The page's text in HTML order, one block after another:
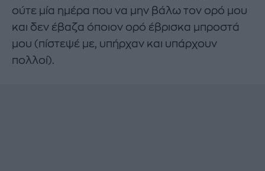
ούτε μία ημέρα που να μην βάλω τον ορό μου
και δεν έβαζα όποιον ορό έβρισκα μπροστά
μου (πίστεψέ με, υπήρχαν και υπάρχουν
πολλοί).